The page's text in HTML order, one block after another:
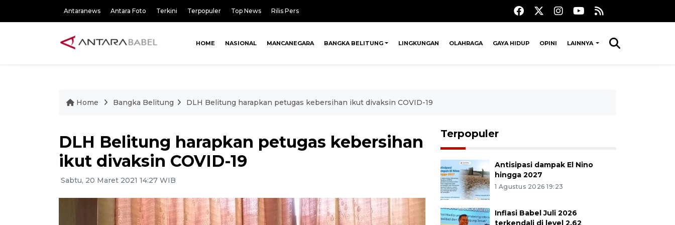
Antaranews Antara Foto Terkini Terpopuler Top News Rilis Pers
HOME NASIONAL MANCANEGARA BANGKA BELITUNG LINGKUNGAN OLAHRAGA GAYA HIDUP OPINI LAINNYA
Home Bangka Belitung DLH Belitung harapkan petugas kebersihan ikut divaksin COVID-19
DLH Belitung harapkan petugas kebersihan
ikut divaksin COVID-19
Sabtu, 20 Maret 2021 14:27 WIB
Terpopuler
Antisipasi dampak El Nino
hingga 2027
1 Agustus 2026 19:23
Inflasi Babel Juli 2026
terkendali di level 2,62